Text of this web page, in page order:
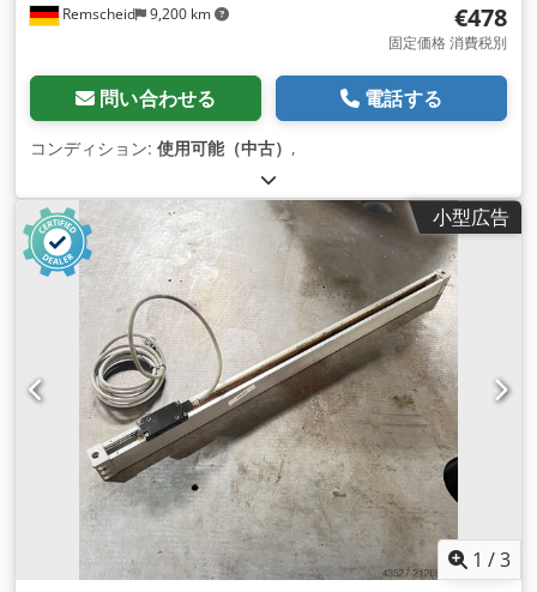
Remscheid 9,200 km €478
固定価格 消費税別
問い合わせる 電話する
コンディション: 使用可能（中古） ,
小型広告
1 /3